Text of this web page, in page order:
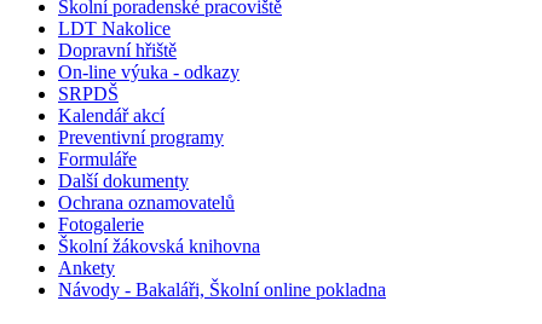
Školní poradenské pracoviště
LDT Nakolice
Dopravní hřiště
On-line výuka - odkazy
SRPDŠ
Kalendář akcí
Preventivní programy
Formuláře
Další dokumenty
Ochrana oznamovatelů
Fotogalerie
Školní žákovská knihovna
Ankety
Návody - Bakaláři, Školní online pokladna